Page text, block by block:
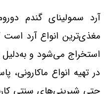
آرد سمولینای گندم
مغذی‌ترین انواع آرد
استخراج می‌شود و
در تهیه انواع ماکارونی،